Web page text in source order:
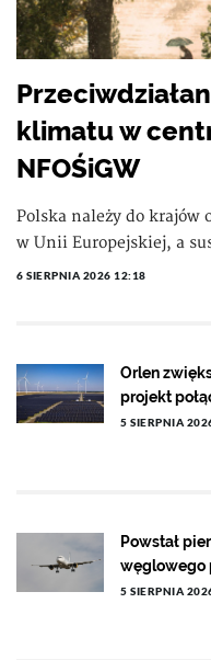
klimatu w
NFOŚiGW
Polska należy do krajów
w Unii Europejskiej, a
6 SIERPNIA 2026 12:18
Orlen
projekt
5 SIERPNIA
Powstał
węglowego
5 SIERPNIA